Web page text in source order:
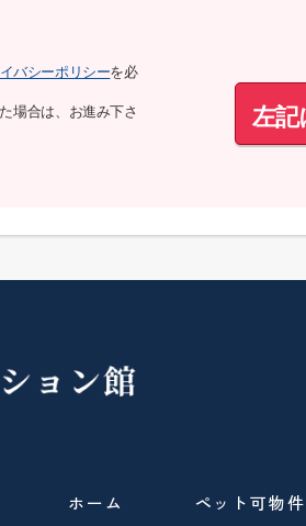
バシーポリシーを必
場合は、お進み下さ
左記
ホーム ペット可物件